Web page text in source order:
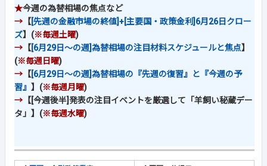
★今週の為替相場の焦点など
→ 【[先週の金融市場の終値]+[主要国・政策金利]6月26日クロー
ズ】(※毎週土曜)
→ 【[6月29日～の週]為替相場の注目材料スケジュールと焦点】
(※毎週日曜)
→ 【[6月29日～の週]為替相場の『先週の復習』と『今週の予
習』 】(※毎週月曜)
→ 【[今週後半]発表の注目イベントを厳選して「羊飼い秘蔵デー
タ」】(※毎週水曜)